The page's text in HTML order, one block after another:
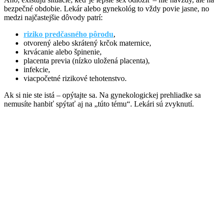
bezpečné obdobie. Lekár alebo gynekológ to vždy povie jasne, no
medzi najčastejšie dôvody patrí:
riziko predčasného pôrodu,
otvorený alebo skrátený krčok maternice,
krvácanie alebo špinenie,
placenta previa (nízko uložená placenta),
infekcie,
viacpočetné rizikové tehotenstvo.
Ak si nie ste istá – opýtajte sa. Na gynekologickej prehliadke sa
nemusíte hanbiť spýtať aj na „túto tému“. Lekári sú zvyknutí.